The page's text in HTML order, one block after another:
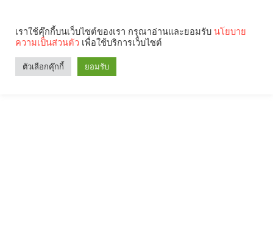
เราใช้คุ๊กกี้บนเว็บไซต์ของเรา กรุณาอ่านและยอมรับ นโยบาย
ความเป็นส่วนตัว เพื่อใช้บริการเว็บไซต์
ตัวเลือกคุ๊กกี้ ยอมรับ